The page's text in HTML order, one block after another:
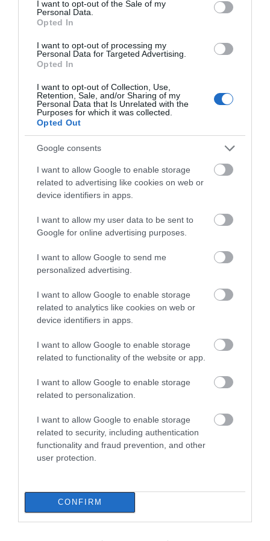
I want to opt-out of the Sale of my
Personal Data.
Opted In
I want to opt-out of processing my
Personal Data for Targeted Advertising.
Opted In
I want to opt-out of Collection, Use,
Retention, Sale, and/or Sharing of my
Personal Data that Is Unrelated with the
Purposes for which it was collected.
Opted Out
Google consents
I want to allow Google to enable storage
related to advertising like cookies on web or
device identifiers in apps.
I want to allow my user data to be sent to
Google for online advertising purposes.
I want to allow Google to send me
personalized advertising.
I want to allow Google to enable storage
related to analytics like cookies on web or
device identifiers in apps.
I want to allow Google to enable storage
related to functionality of the website or app.
I want to allow Google to enable storage
related to personalization.
I want to allow Google to enable storage
related to security, including authentication
functionality and fraud prevention, and other
user protection.
CONFIRM
Διαβάστε όλες τιςτελευταίες ειδήσεις για την
Ελλάδακαι τονΚόσμο
TAGS: ΑΝΤΙΠΛΗΜΜΥΡΙΚΑ ΕΡΓΑ
ΒΟΡΕΙΑ ΕΥΒΟΙΑ
ΕΙΔΗΣΕΙΣ ΕΥΒΟΙΑ
ΕΥΒΟΙΑ ΘΑΝΑΣΗΣ ΖΕΜΠΙΛΗΣ
Άνδρας απειλούσε να πέσει από
το μπαλκόνι
Διακοπές στην Κάρυστο: Το Χωνί
είναι ο προορισμός για
αυθεντικές ελληνικές γεύσεις
Κρίση στο κόμμα Καρυστιανού:
καταγγέλλοντας κλειστό
σύστημα αποφάσεων
Εικόνες ντροπής από
ασυνείδητους στην Εύβοια:
Πετούν ογκώδη αντικείμενα όπου
07.08.2026 | 15:45
Σκύρος: Επέστρεψαν στην Εύβοια
οι πυροσβέστες που έδωσαν μάχη
με τις φλόγες – Έφτασαν στην
07.08.2026 | 15:30
Νέα αποκάλυψη του evima: Αυτές
οι εθελοντικές ομάδες της
07.08.2026 | 15:15
Κωνσταντοπούλου από τη
ΠΕΡΙΣΣΟΤΕΡΑ ΑΠΟ ΕΙΔΗΣΕΙΣ ΕΥΒΟΙΑ